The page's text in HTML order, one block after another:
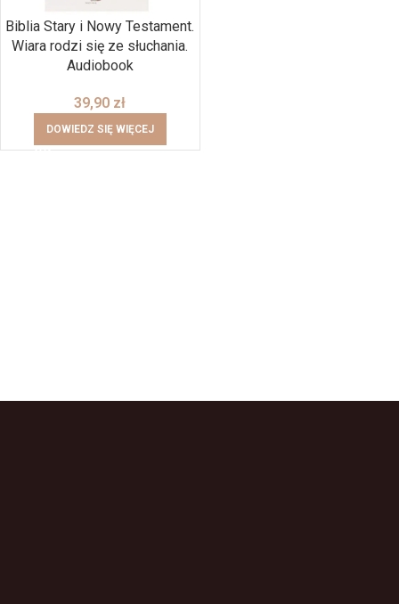
Biblia Stary i Nowy Testament.
Wiara rodzi się ze słuchania.
Audiobook
39,90 zł
DOWIEDZ SIĘ WIĘCEJ